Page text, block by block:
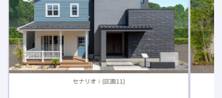
セナリオⅠ(区画11)